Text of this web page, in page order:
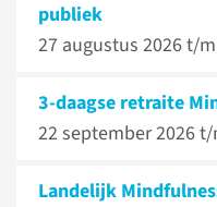
publiek
27 augustus 2026 t/m
3-daagse retraite
22 september 2026
Landelijk